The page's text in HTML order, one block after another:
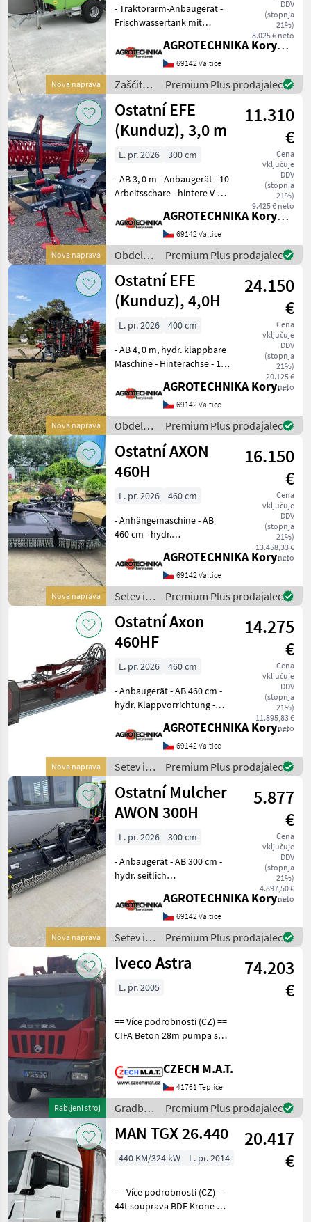
Nova naprava
DDV
(stopnja
21%)
8.025 € neto
- Traktorarm-Anbaugerät -
Frischwassertank mit
Rahmen mit 850-mm-Lüfter
- COMET-Pumpe - BRAGLIA-
Elektrosteuerung -
Zapfwelle Das Verkaufs
AGROTECHNIKA Koryčánek s.r.o.
69142 Valtice
Zaščita
rastlin /
Sonstige
Premium Plus prodajalec
Nova naprava
Ostatní EFE
(Kunduz), 3,0 m
11.310
€
Cena
vključuje
DDV
(stopnja
21%)
9.425 € neto
L. pr. 2026
300 cm
- AB 3, 0 m - Anbaugerät - 10
Arbeitsschare - hintere V-
Reihe von Wendescheiben -
Federsicherung - Gewicht
2.100 kg Das Verkauf
AGROTECHNIKA Koryčánek s.r.o.
69142 Valtice
Obdelava
tal /
Sonstige
Premium Plus prodajalec
Nova naprava
Ostatní EFE
(Kunduz), 4,0H
24.150
€
Cena
vključuje
DDV
(stopnja
21%)
20.125 €
neto
L. pr. 2026
400 cm
- AB 4, 0 m, hydr. klappbare
Maschine - Hinterachse - 13
Heckwalze -
Wendescheibenreihe -
Federsicherung - vordere
Stützräder - Maschine
AGROTECHNIKA Koryčánek s.r.o.
69142 Valtice
Obdelava
tal /
Sonstige
Premium Plus prodajalec
Nova naprava
Ostatní AXON
460H
16.150
€
Cena
vključuje
DDV
(stopnja
21%)
13.458,33 €
neto
L. pr. 2026
460 cm
- Anhängemaschine - AB
460 cm - hydr.
dreiteilige
Doppelmessergruppe -
gefederte Hinterräder -
Kardanwelle Das
Verkaufsteam der
Agrotechni
AGROTECHNIKA Koryčánek s.r.o.
69142 Valtice
Setev in
nega /
Sonstige
Premium Plus prodajalec
Nova naprava
Ostatní Axon
460HF
14.275
€
Cena
vključuje
DDV
(stopnja
21%)
11.895,83 €
neto
L. pr. 2026
460 cm
- Anbaugerät - AB 460 cm -
hydr. Klappvorrichtung -
Stützräder - Walze - hydr.
Heckklappenöffnung -
zentrales Trimmteil -
Zapfwelle
AGROTECHNIKA Koryčánek s.r.o.
69142 Valtice
Setev in
nega /
Sonstige
Premium Plus prodajalec
Nova naprava
Ostatní Mulcher
AWON 300H
5.877
€
Cena
vključuje
DDV
(stopnja
21%)
4.897,50 €
neto
L. pr. 2026
300 cm
- Anbaugerät - AB 300 cm -
hydr. seitlich
Mulchhämmer - Heckwalze
mit Abstreifer - hydr.
Öffnung der Heckklappe -
Zapfwelle Das Ver
AGROTECHNIKA Koryčánek s.r.o.
69142 Valtice
Setev in
nega /
Sonstige
Premium Plus prodajalec
Rabljeni stroj
Iveco Astra
74.203
€
L. pr. 2005
== Více podrobnosti (CZ) ==
CIFA Beton 28m pumpa s
+Magnum TP STROJe rok
2005, najeto 253.902 km,
prodej z důvodu nevyužití
ID 1345527024
CZECH M.A.T.
41761 Teplice
Gradbeni
stroji /
Iveco
Premium Plus prodajalec
MAN TGX 26.440
20.417
€
440 KM/324 kW L. pr. 2014
== Více podrobnosti (CZ) ==
44t souprava BDF Krone na